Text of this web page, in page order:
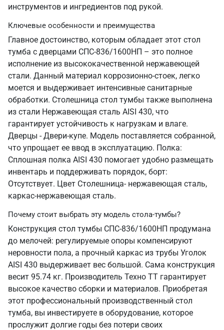
инструментов и ингредиентов под рукой.
Ключевые особенности и преимущества
Главное достоинство, которым обладает этот стол
тумба с дверцами СПС-836/1600НП – это полное
исполнение из высококачественной нержавеющей
стали. Данный материал коррозионно-стоек, легко
моется и выдерживает интенсивные санитарные
обработки. Столешница стол тумбы также выполнена
из стали Нержавеющая сталь AISI 430, что
гарантирует устойчивость к нагрузкам и влаге.
Дверцы - Двери-купе. Модель поставляется собранной,
что упрощает ее ввод в эксплуатацию. Полка:
Сплошная полка AISI 430 помогает удобно размещать
инвентарь и поддерживать порядок, борт:
Отсутствует. Цвет Столешница- нержавеющая сталь,
каркас-нержавеющая сталь.
Почему стоит выбрать эту модель стола-тумбы?
Конструкция стол тумбы СПС-836/1600НП продумана
до мелочей: регулируемые опоры компенсируют
неровности пола, а прочный каркас из трубы Уголок
AISI 430 выдерживает вес большой. Сама конструкция
весит 95.74 кг. Производитель Техно ТТ гарантирует
высокое качество сборки и материалов. Приобретая
этот профессиональный производственный стол
тумба, вы инвестируете в оборудование, которое
прослужит долгие годы без потери своих